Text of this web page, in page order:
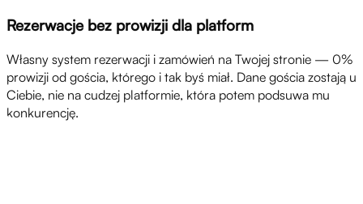
Rezerwacje bez prowizji dla platform
Własny system rezerwacji i zamówień na Twojej stronie — 0%
prowizji od gościa, którego i tak byś miał. Dane gościa zostają u
Ciebie, nie na cudzej platformie, która potem podsuwa mu
konkurencję.